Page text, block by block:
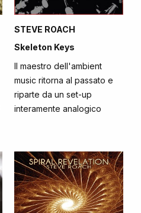
STEVE ROACH
Skeleton Keys
Il maestro dell'ambient
music ritorna al passato e
riparte da un set-up
interamente analogico